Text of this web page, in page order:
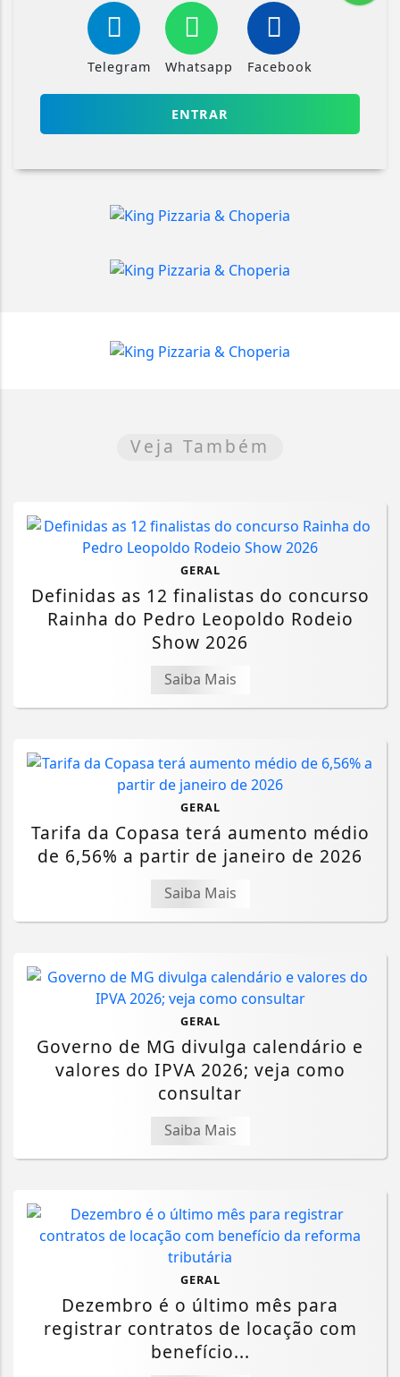
Telegram Whatsapp Facebook
ENTRAR
Veja Também
GERAL
Definidas as 12 finalistas do concurso
Rainha do Pedro Leopoldo Rodeio
Show 2026
Saiba Mais
GERAL
Tarifa da Copasa terá aumento médio
de 6,56% a partir de janeiro de 2026
Saiba Mais
GERAL
Governo de MG divulga calendário e
valores do IPVA 2026; veja como
consultar
Saiba Mais
GERAL
Dezembro é o último mês para
registrar contratos de locação com
benefício...